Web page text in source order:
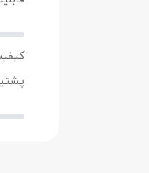
نسبت
نمایش
نسبت
بدنه